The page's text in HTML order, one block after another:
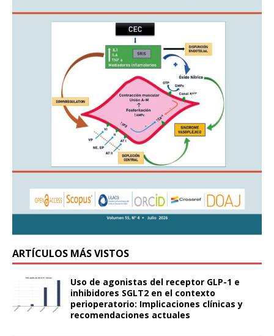
ARTÍCULOS MÁS VISTOS
Uso de agonistas del receptor GLP-1 e
inhibidores SGLT2 en el contexto
perioperatorio: Implicaciones clínicas y
recomendaciones actuales